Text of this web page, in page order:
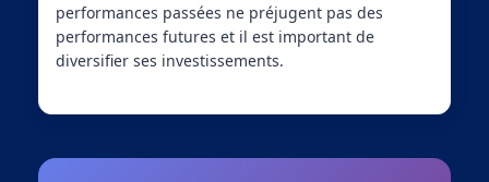
performances passées ne préjugent pas des
performances futures et il est important de
diversifier ses investissements.